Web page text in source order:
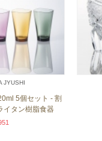
JYUSHI
5個セット - 割
イタン樹脂食器